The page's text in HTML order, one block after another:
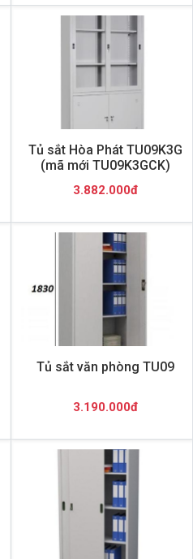
Tủ sắt Hòa Phát TU09K3G
(mã mới TU09K3GCK)
3.882.000đ
Tủ sắt văn phòng TU09
3.190.000đ